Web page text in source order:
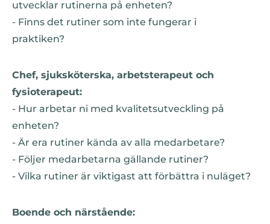
utvecklar rutinerna på enheten?
- Finns det rutiner som inte fungerar i
praktiken?
Chef, sjuksköterska, arbetsterapeut och
fysioterapeut:
- Hur arbetar ni med kvalitetsutveckling på
enheten?
- Är era rutiner kända av alla medarbetare?
- Följer medarbetarna gällande rutiner?
- Vilka rutiner är viktigast att förbättra i nuläget?
Boende och närstående: